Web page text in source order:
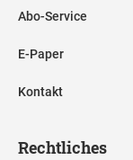
Abo-Service
E-Paper
Kontakt
Rechtliches